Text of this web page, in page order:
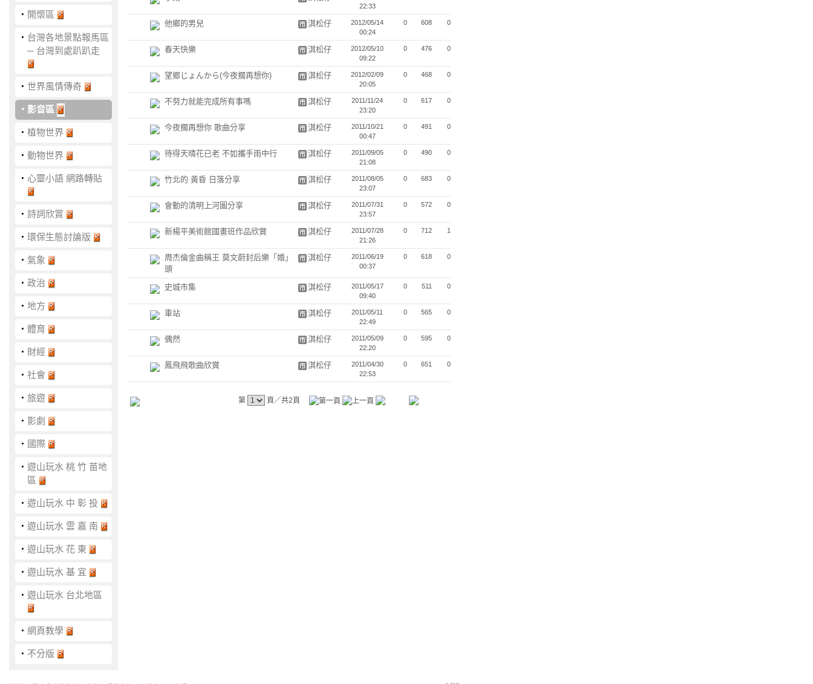
‧ 開懷區
‧ 台灣各地景點報馬區
─ 台灣到處趴趴走
‧ 世界風情傳奇
‧ 影音區
‧ 植物世界
‧ 動物世界
‧ 心靈小語 網路轉貼
‧ 詩詞欣賞
‧ 環保生態討論版
‧ 氣象
‧ 政治
‧ 地方
‧ 體育
‧ 財經
‧ 社會
‧ 旅遊
‧ 影劇
‧ 國際
‧ 遊山玩水 桃 竹 苗地
區
‧ 遊山玩水 中 彰 投
‧ 遊山玩水 雲 嘉 南
‧ 遊山玩水 花 東
‧ 遊山玩水 基 宜
‧ 遊山玩水 台北地區
‧ 網頁教學
‧ 不分版
22:33
他鄉的男兒 淇松仔
2012/05/14
00:24
0 608 0
春天快樂 淇松仔
2012/05/10
09:22
0 476 0
望郷じょんから(今夜擱再想你) 淇松仔
2012/02/09
20:05
0 468 0
不努力就能完成所有事嗎 淇松仔
2011/11/24
23:20
0 617 0
今夜擱再想你 歌曲分享 淇松仔
2011/10/21
00:47
0 491 0
待得天晴花已老 不如攜手雨中行 淇松仔
2011/09/05
21:08
0 490 0
竹北的 黃昏 日落分享 淇松仔
2011/08/05
23:07
0 683 0
會動的清明上河圖分享 淇松仔
2011/07/31
23:57
0 572 0
新楊平美術館國畫班作品欣賞 淇松仔
2011/07/28
21:26
0 712 1
周杰倫金曲稱王 莫文蔚封后樂「婚」
頭
淇松仔
2011/06/19
00:37
0 618 0
史城市集 淇松仔
2011/05/17
09:40
0 511 0
車站 淇松仔
2011/05/11
22:49
0 565 0
偶然 淇松仔
2011/05/09
22:20
0 595 0
鳳飛飛歌曲欣賞 淇松仔
2011/04/30
22:53
0 651 0
第 頁／共2頁